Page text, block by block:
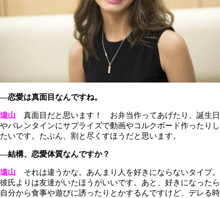
―恋愛は真面目なんですね。
遠山 真面目だと思います！ お弁当作ってあげたり、誕生日
やバレンタインにサプライズで動画やコルクボード作ったりし
たいです。たぶん、割と尽くすほうだと思います。
―結構、恋愛体質なんですか？
遠山 それは違うかな。あんまり人を好きにならないタイプ。
彼氏よりは友達がいたほうがいいです。あと、好きになったら
自分から食事や遊びに誘ったりとかするんですけど、デレる時